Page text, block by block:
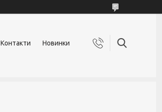
Контакти Новинки